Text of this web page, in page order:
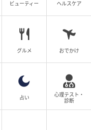
ィー。23ユーロ（100グラ
ビューティー ヘルスケア
グルメ おでかけ
占い
心理テスト・
診断